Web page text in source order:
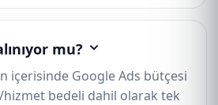
mu?
içerisinde Google Ads bütçesi
bedeli dahil olarak tek